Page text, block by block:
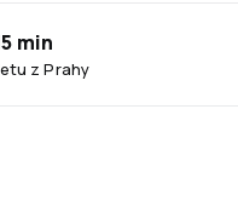
z Prahy
min